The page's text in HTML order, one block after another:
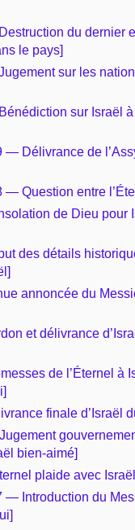
du dernier
le pays]
sur les
sur Israël
— Délivrance de
— Question entre
de Dieu pour
des détails
annoncée du
et délivrance
de l’Éternel à
finale d’Israël
bien-aimé]
plaide avec
— Introduction du